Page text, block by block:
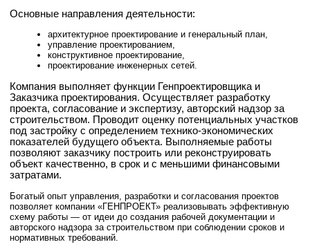
Основные направления деятельности:
архитектурное проектирование и генеральный план,
управление проектированием,
конструктивное проектирование,
проектирование инженерных сетей.
Компания выполняет функции Генпроектировщика и
Заказчика проектирования. Осуществляет разработку
проекта, согласование и экспертизу, авторский надзор за
строительством. Проводит оценку потенциальных участков
под застройку с определением технико-экономических
показателей будущего объекта. Выполняемые работы
позволяют заказчику построить или реконструировать
объект качественно, в срок и с меньшими финансовыми
затратами.
Богатый опыт управления, разработки и согласования проектов
позволяет компании «ГЕНПРОЕКТ» реализовывать эффективную
схему работы — от идеи до создания рабочей документации и
авторского надзора за строительством при соблюдении сроков и
нормативных требований.